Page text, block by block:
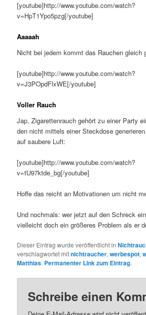
[youtube]http://www.youtube.com/watch?
v=HpT1Ypo5pzg[/youtube]
Aaaaah
Nicht bei jedem kommt das Rauchen gleich
[youtube]http://www.youtube.com/watch?
v=J3POpdFlxWE[/youtube]
Voller Rauch
Jap, Zigarettenrauch gehört zu einer Party
den nicht mittels einer Steckdose
auf saubere Luft:
[youtube]http://www.youtube.com/watch?
v=tU97ktde_bg[/youtube]
Hoffe das reicht an Motivationen um nicht
Und nochmals: wer jetzt auf den Schreck
vielleicht doch ein größeres Problem als er
Dieser Eintrag wurde veröffentlicht in
verschlagwortet mitnichtraucher,werbespot,
Matthias. Permanenter Link zum Eintrag.
Schreibe einen